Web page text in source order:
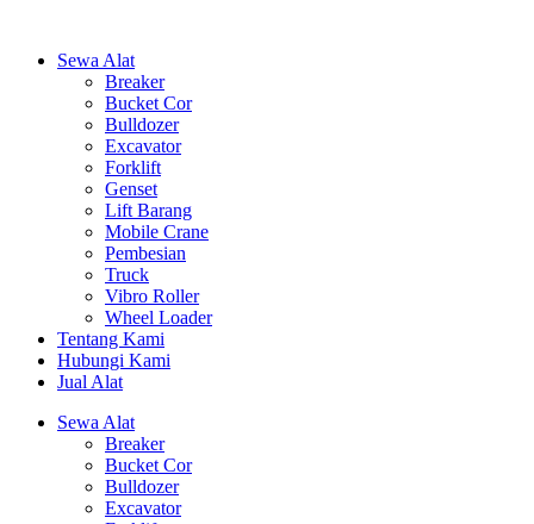
Sewa Alat
Breaker
Bucket Cor
Bulldozer
Excavator
Forklift
Genset
Lift Barang
Mobile Crane
Pembesian
Truck
Vibro Roller
Wheel Loader
Tentang Kami
Hubungi Kami
Jual Alat
Sewa Alat
Breaker
Bucket Cor
Bulldozer
Excavator